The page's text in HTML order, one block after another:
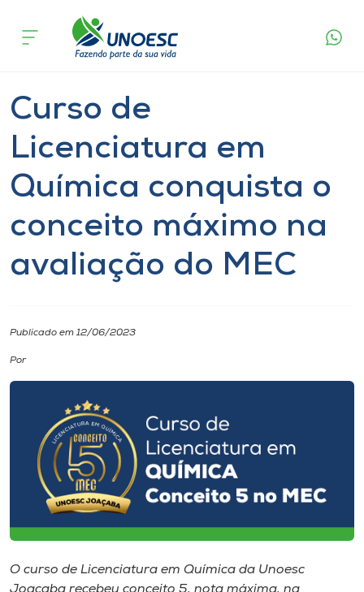
Cursos
Pesquisa
Atendimento ao Estudante
Portal de Ensino
Internacionalização
Diplomados
Cultura
CPA
acontece
Curso de
Licenciatura em
Química conquista o
conceito máximo na
avaliação do MEC
Publicado em 12/06/2023
Por
O curso de Licenciatura em Química da Unoesc
Joaçaba recebeu conceito 5, nota máxima, na